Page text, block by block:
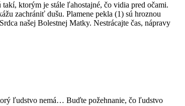
ktorým je stále ľahostajné, čo vidia pred očami.
zachrániť dušu. Plamene pekla (1) sú hroznou
našej Bolestnej Matky. Nestrácajte čas, nápravy
ľudstvo nemá… Buďte požehnanie, čo ľudstvo